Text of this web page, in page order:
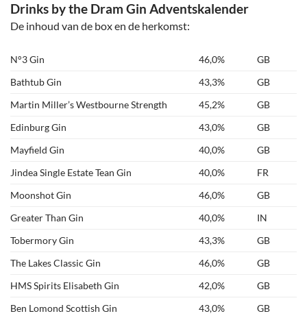
Drinks by the Dram Gin Adventskalender
De inhoud van de box en de herkomst:
N°3 Gin 46,0%
GB
Bathtub Gin
43,3%
GB
Martin Miller’s Westbourne Strength
45,2%
GB
Edinburg Gin
43,0%
GB
Mayfield Gin
40,0%
GB
Jindea Single Estate Tean Gin
40,0%
FR
Moonshot Gin
46,0%
GB
Greater Than Gin
40,0%
IN
Tobermory Gin
43,3%
GB
The Lakes Classic Gin
46,0%
GB
HMS Spirits Elisabeth Gin
42,0%
GB
Ben Lomond Scottish Gin
43,0% GB